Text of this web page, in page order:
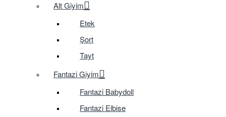
Alt Giyim
Etek
Şort
Tayt
Fantazi Giyim
Fantazi Babydoll
Fantazi Elbise